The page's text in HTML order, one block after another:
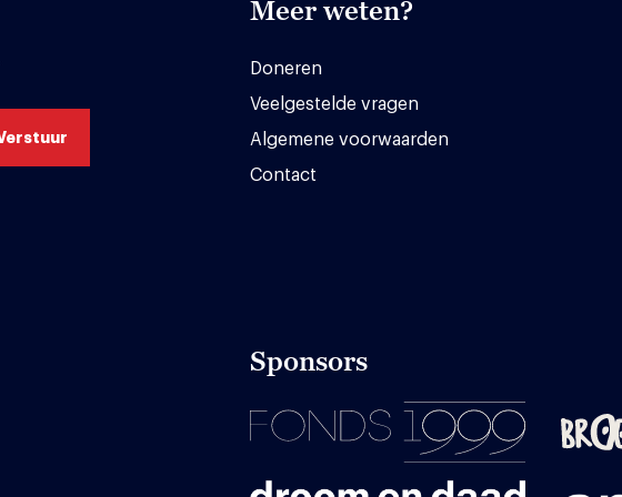
Meer weten?
Doneren
Veelgestelde vragen
Algemene voorwaarden
Contact
Sponsors